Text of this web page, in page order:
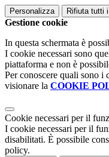
Personalizza Rifiuta tutti
Gestione cookie
In questa schermata è
I cookie necessari sono
piattaforma e non è
Per conoscere quali sono i
visionare la COOKIE
Cookie necessari per il
I cookie necessari per il
disabilitati. È possibile
policy.